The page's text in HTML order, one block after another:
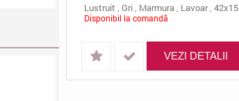
Lustruit , Gri, Marmura, Lavoar, 42x15
Disponibil la comandă
VEZI DETALII